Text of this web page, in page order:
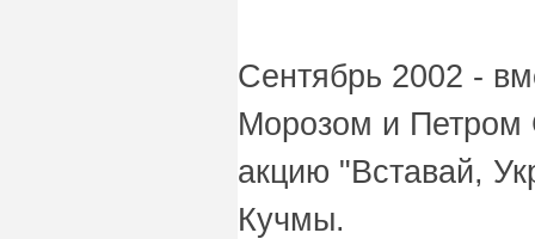
Сентябрь 2002 -
Морозом и Петром
акцию "Вставай,
Кучмы.